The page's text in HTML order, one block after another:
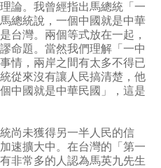
論。我曾經指出馬總統「一
總統說，一個中國就是中華
台灣。兩個等式放在一起，
命題。當然我們理解「一中
情，兩岸之間有太多不得已
從來沒有讓人民搞清楚，他
中國就是中華民國」，這是
尚未獲得另一半人民的信
速擴大中。在台灣的「第一
非常多的人認為馬英九先生